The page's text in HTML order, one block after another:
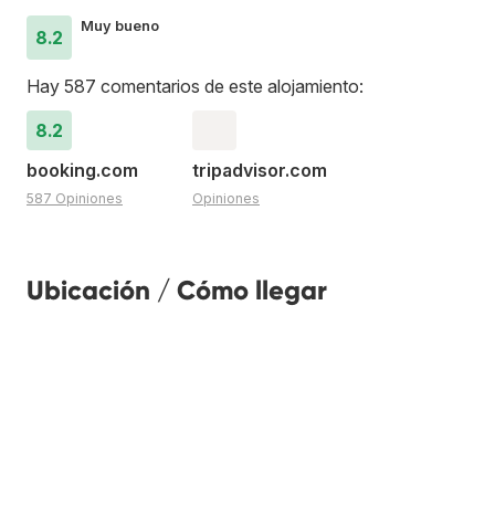
8.2
Muy bueno
Hay 587 comentarios de este alojamiento:
8.2
booking.com
587 Opiniones
tripadvisor.com
Opiniones
Ubicación / Cómo llegar